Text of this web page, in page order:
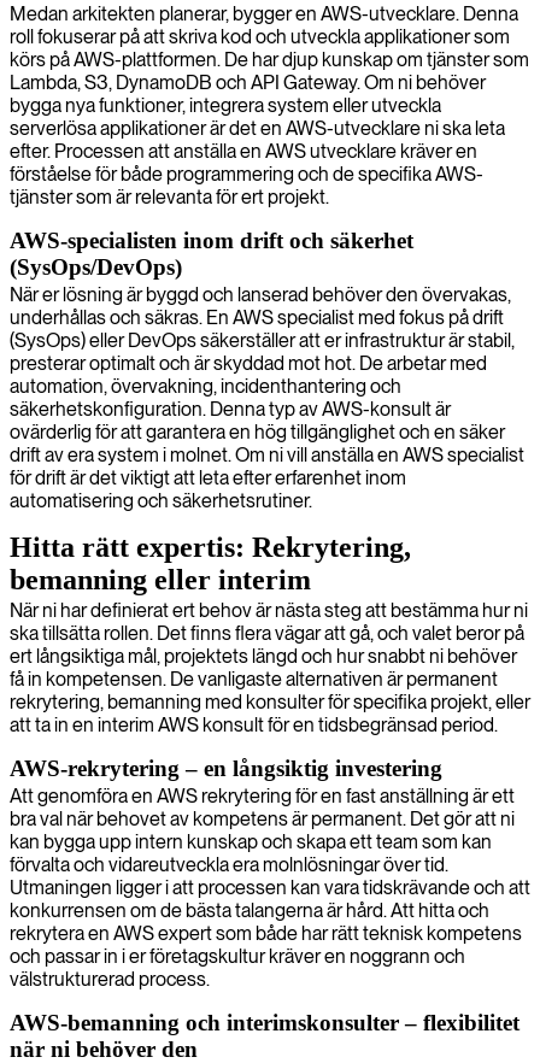
Medan arkitekten planerar, bygger en AWS-utvecklare. Denna
roll fokuserar på att skriva kod och utveckla applikationer som
körs på AWS-plattformen. De har djup kunskap om tjänster som
Lambda, S3, DynamoDB och API Gateway. Om ni behöver
bygga nya funktioner, integrera system eller utveckla
serverlösa applikationer är det en AWS-utvecklare ni ska leta
efter. Processen att anställa en AWS utvecklare kräver en
förståelse för både programmering och de specifika AWS-
tjänster som är relevanta för ert projekt.
AWS-specialisten inom drift och säkerhet
(SysOps/DevOps)
När er lösning är byggd och lanserad behöver den övervakas,
underhållas och säkras. En AWS specialist med fokus på drift
(SysOps) eller DevOps säkerställer att er infrastruktur är stabil,
presterar optimalt och är skyddad mot hot. De arbetar med
automation, övervakning, incidenthantering och
säkerhetskonfiguration. Denna typ av AWS-konsult är
ovärderlig för att garantera en hög tillgänglighet och en säker
drift av era system i molnet. Om ni vill anställa en AWS specialist
för drift är det viktigt att leta efter erfarenhet inom
automatisering och säkerhetsrutiner.
Hitta rätt expertis: Rekrytering,
bemanning eller interim
När ni har definierat ert behov är nästa steg att bestämma hur ni
ska tillsätta rollen. Det finns flera vägar att gå, och valet beror på
ert långsiktiga mål, projektets längd och hur snabbt ni behöver
få in kompetensen. De vanligaste alternativen är permanent
rekrytering, bemanning med konsulter för specifika projekt, eller
att ta in en interim AWS konsult för en tidsbegränsad period.
AWS-rekrytering – en långsiktig investering
Att genomföra en AWS rekrytering för en fast anställning är ett
bra val när behovet av kompetens är permanent. Det gör att ni
kan bygga upp intern kunskap och skapa ett team som kan
förvalta och vidareutveckla era molnlösningar över tid.
Utmaningen ligger i att processen kan vara tidskrävande och att
konkurrensen om de bästa talangerna är hård. Att hitta och
rekrytera en AWS expert som både har rätt teknisk kompetens
och passar in i er företagskultur kräver en noggrann och
välstrukturerad process.
AWS-bemanning och interimskonsulter – flexibilitet
när ni behöver den